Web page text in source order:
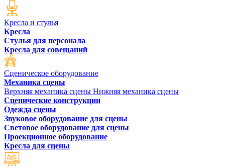
Кресла и стулья
Кресла
Стулья для персонала
Кресла для совещаний
Сценическое оборудование
Механика сцены
Верхняя механика сцены Нижняя механика сцены
Сценические конструкции
Одежда сцены
Звуковое оборудование для сцены
Световое оборудование для сцены
Проекционное оборудование
Кресла для сцены